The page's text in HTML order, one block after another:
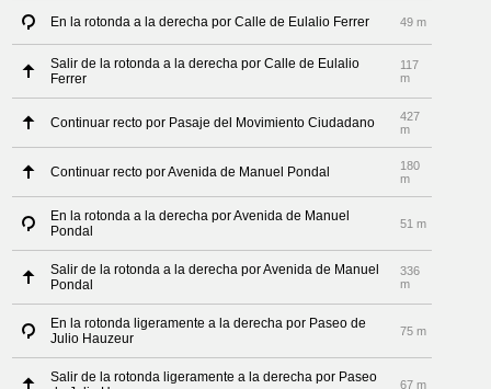
En la rotonda a la derecha por Calle de Eulalio Ferrer 49 m
Salir de la rotonda a la derecha por Calle de Eulalio
Ferrer
117
m
Continuar recto por Pasaje del Movimiento Ciudadano
427
m
Continuar recto por Avenida de Manuel Pondal
180
m
En la rotonda a la derecha por Avenida de Manuel
Pondal
51 m
Salir de la rotonda a la derecha por Avenida de Manuel
Pondal
336
m
En la rotonda ligeramente a la derecha por Paseo de
Julio Hauzeur
75 m
Salir de la rotonda ligeramente a la derecha por Paseo
67 m